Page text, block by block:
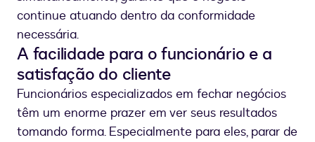
continue atuando dentro da conformidade
necessária.
A facilidade para o funcionário e a
satisfação do cliente
Funcionários especializados em fechar negócios
têm um enorme prazer em ver seus resultados
tomando forma. Especialmente para eles, parar de